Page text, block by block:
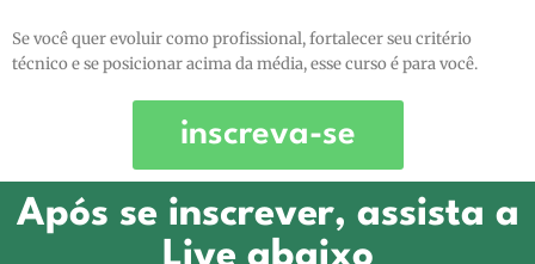
Se você quer evoluir como profissional, fortalecer seu critério
técnico e se posicionar acima da média, esse curso é para você.
inscreva-se
Após se inscrever, assista a
Live abaixo